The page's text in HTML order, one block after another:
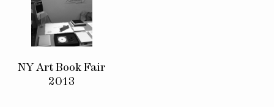
NY Art Book Fair
2013